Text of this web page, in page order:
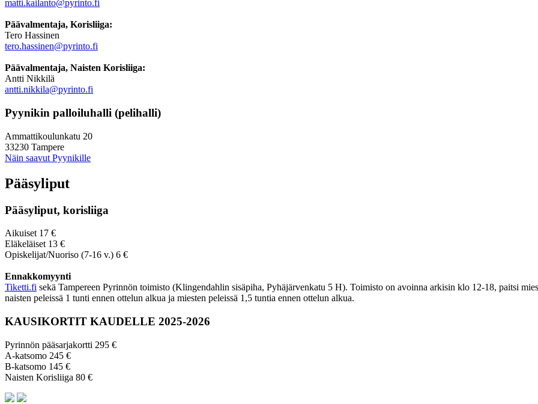
matti.kailanto@pyrinto.fi
Päävalmentaja, Korisliiga:
Tero Hassinen
tero.hassinen@pyrinto.fi
Päävalmentaja, Naisten Korisliiga:
Antti Nikkilä
antti.nikkila@pyrinto.fi
Pyynikin palloiluhalli (pelihalli)
Ammattikoulunkatu 20
33230 Tampere
Näin saavut Pyynikille
Pääsyliput
Pääsyliput, korisliiga
Aikuiset 17 €
Eläkeläiset 13 €
Opiskelijat/Nuoriso (7-16 v.) 6 €
Ennakkomyynti
Tiketti.fi sekä Tampereen Pyrinnön toimisto (Klingendahlin sisäpiha, Pyhäjärvenkatu 5 H). Toimisto on avoinna arkisin klo 12-18, paitsi
naisten peleissä 1 tunti ennen ottelun alkua ja miesten peleissä 1,5 tuntia ennen ottelun alkua.
KAUSIKORTIT KAUDELLE 2025-2026
Pyrinnön pääsarjakortti 295 €
A-katsomo 245 €
B-katsomo 145 €
Naisten Korisliiga 80 €